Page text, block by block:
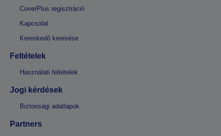
CoverPlus regisztráció
Kapcsolat
Kereskedő keresése
Feltételek
Használati feltételek
Jogi kérdések
Biztonsági adatlapok
Partners